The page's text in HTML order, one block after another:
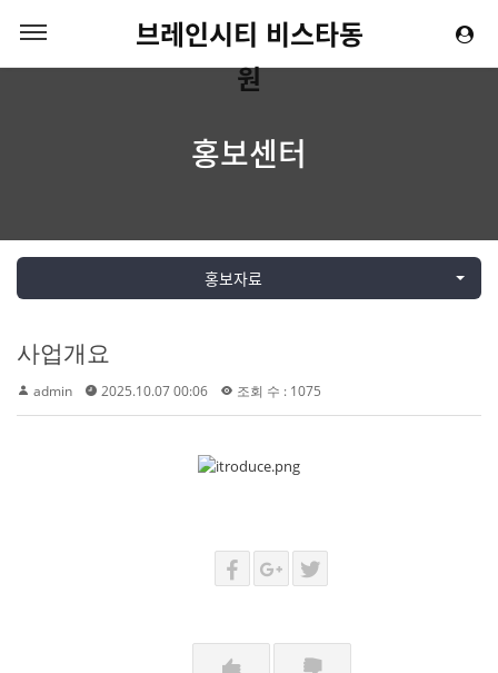
브레인시티 비스타동
원
홍보센터
홍보자료
사업개요
admin 2025.10.07 00:06 조회 수 : 1075